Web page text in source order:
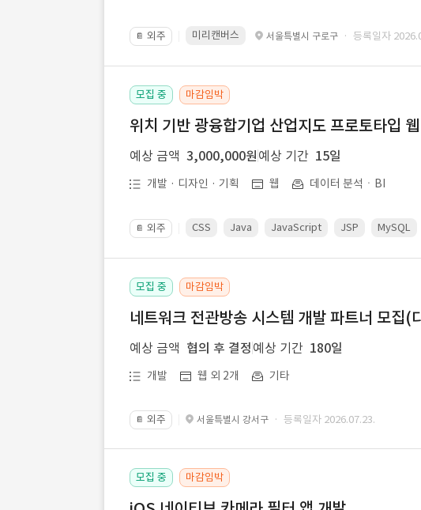
📔 외주 미리캔버스 서울특별시 구로구 · 등록일자
모집 중 마감임박
위치 기반 광융합기업 산업지도 프로토타입
예상 금액 3,000,000원 예상 기간 15일
개발 · 디자인 · 기획 웹 데이터 분석ㆍBI
📔 외주 CSS Java JavaScript JSP MySQL
모집 중 마감임박
네트워크 전관방송 시스템 개발 파트너 모집(
예상 금액 협의 후 결정 예상 기간 180일
개발 웹 외 2개 기타
📔 외주 서울특별시 강서구 · 등록일자 2026.07.23.
모집 중 마감임박